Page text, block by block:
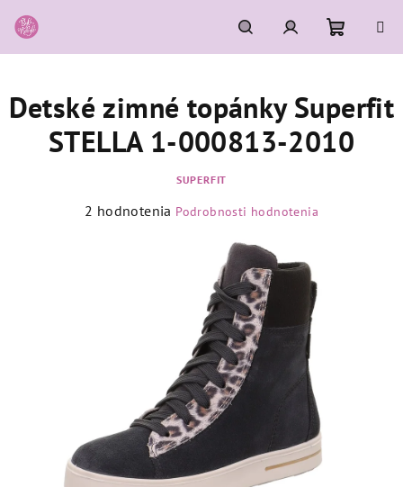
na
obsah
HľadaťPrihlásenie
košík
Detské zimné topánky Superfit
STELLA 1-000813-2010
SUPERFIT
Priemerné
2 hodnotenia Podrobnosti hodnotenia